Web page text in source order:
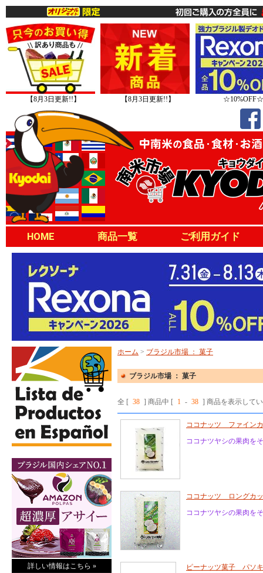
【8月3日更新!!】 【8月3日更新!!】 ☆10%OFF☆
HOME 商品一覧 ご利用ガイド
詳しい情報はこちら »
ホーム > ブラジル市場 ： 菓子
ブラジル市場 ： 菓子
全 [ 38 ] 商品中 [ 1 - 38 ] 商品を表示して
ココナッツ ファイン
ココナツヤシの果肉を
ココナッツ ロングカ
ココナツヤシの果肉を
ピーナッツ菓子 パソ